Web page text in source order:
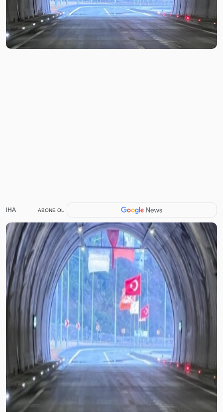
IHA ABONE OL